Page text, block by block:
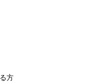
方